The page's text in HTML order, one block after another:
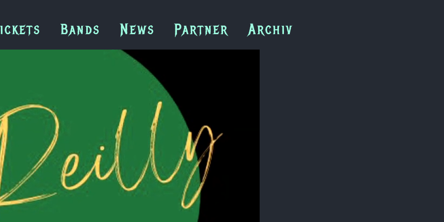
Bands News Partner Archiv